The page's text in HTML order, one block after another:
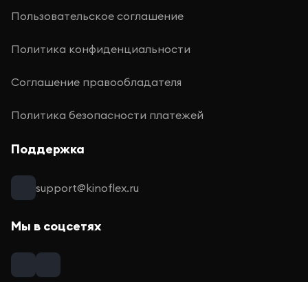
Пользовательское соглашение
Политика конфиденциальности
Соглашение правообладателя
Политика безопасности платежей
Поддержка
support@kinoflex.ru
Мы в соцсетях